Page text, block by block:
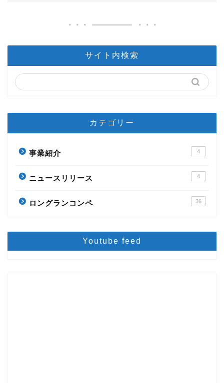
サイト内検索
カテゴリー
事業紹介 4
ニュースリリース 4
ロングランコンペ 36
Youtube feed